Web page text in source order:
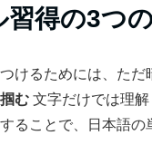
得の3つ
けるためには、ただ
む 文字だけでは理
ることで、日本語の